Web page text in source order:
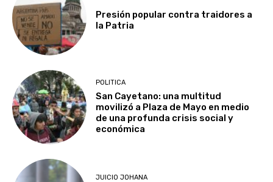
Presión popular contra traidores a
la Patria
POLITICA
San Cayetano: una multitud
movilizó a Plaza de Mayo en medio
de una profunda crisis social y
económica
JUICIO JOHANA